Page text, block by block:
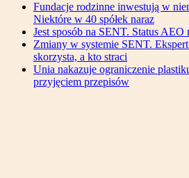
Fundacje rodzinne inwestują w
Niektóre w 40 spółek naraz
Jest sposób na SENT. Status
Zmiany w systemie SENT.
skorzysta, a kto straci
Unia nakazuje ograniczenie
przyjęciem przepisów